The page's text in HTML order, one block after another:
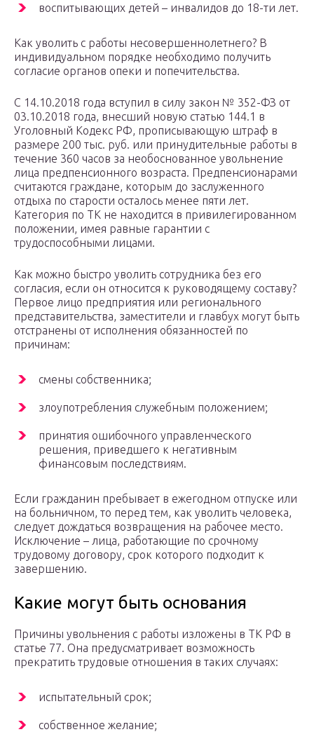
воспитывающих детей – инвалидов до 18-ти лет.
Как уволить с работы несовершеннолетнего? В
индивидуальном порядке необходимо получить
согласие органов опеки и попечительства.
С 14.10.2018 года вступил в силу закон № 352-ФЗ от
03.10.2018 года, внесший новую статью 144.1 в
Уголовный Кодекс РФ, прописывающую штраф в
размере 200 тыс. руб. или принудительные работы в
течение 360 часов за необоснованное увольнение
лица предпенсионного возраста. Предпенсионарами
считаются граждане, которым до заслуженного
отдыха по старости осталось менее пяти лет.
Категория по ТК не находится в привилегированном
положении, имея равные гарантии с
трудоспособными лицами.
Как можно быстро уволить сотрудника без его
согласия, если он относится к руководящему составу?
Первое лицо предприятия или регионального
представительства, заместители и главбух могут быть
отстранены от исполнения обязанностей по
причинам:
смены собственника;
злоупотребления служебным положением;
принятия ошибочного управленческого
решения, приведшего к негативным
финансовым последствиям.
Если гражданин пребывает в ежегодном отпуске или
на больничном, то перед тем, как уволить человека,
следует дождаться возвращения на рабочее место.
Исключение – лица, работающие по срочному
трудовому договору, срок которого подходит к
завершению.
Какие могут быть основания
Причины увольнения с работы изложены в ТК РФ в
статье 77. Она предусматривает возможность
прекратить трудовые отношения в таких случаях:
испытательный срок;
собственное желание;